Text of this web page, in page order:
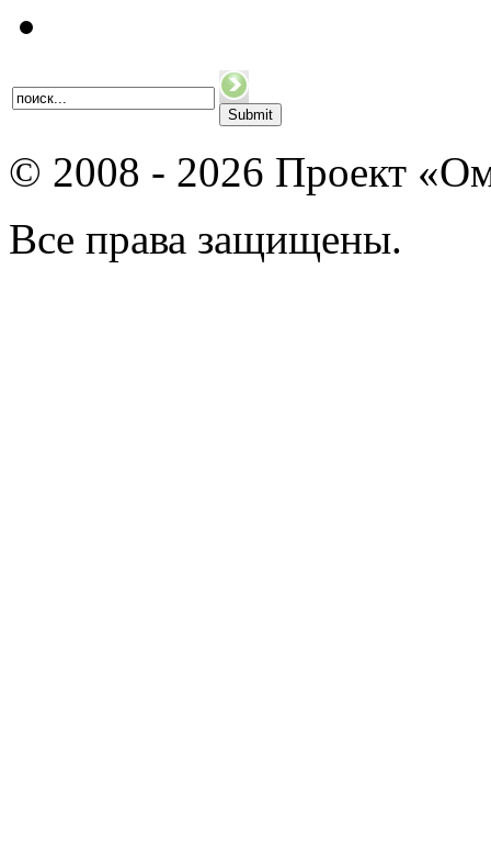
© 2008 - 2026 Проект
Все права защищены.